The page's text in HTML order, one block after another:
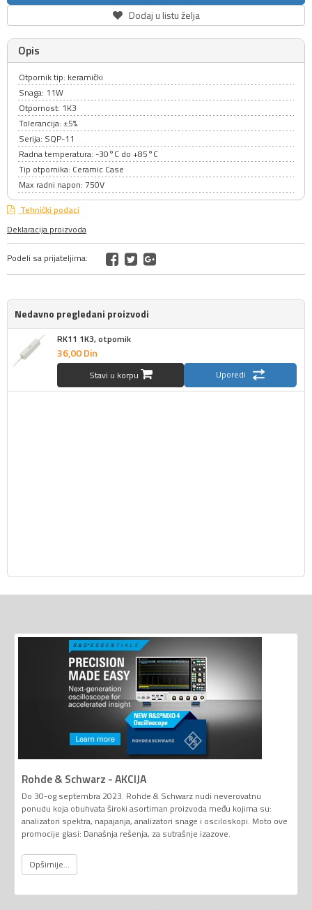
Dodaj u listu želja
Opis
Otpornik tip: keramički
Snaga: 11W
Otpornost: 1K3
Tolerancija: ±5%
Serija: SQP-11
Radna temperatura: -30°C do +85°C
Tip otpornika: Ceramic Case
Max radni napon: 750V
Tehnički podaci
Deklaracija proizvoda
Podeli sa prijateljima:
Nedavno pregledani proizvodi
RK11 1K3, otpornik
36,00Din
Stavi u korpu Uporedi
Rohde & Schwarz - AKCIJA
Do 30-og septembra 2023. Rohde & Schwarz nudi neverovatnu
ponudu koja obuhvata široki asortiman proizvoda među kojima su:
analizatori spektra, napajanja, analizatori snage i osciloskopi. Moto ove
promocije glasi: Današnja rešenja, za sutrašnje izazove.
Opširnije...